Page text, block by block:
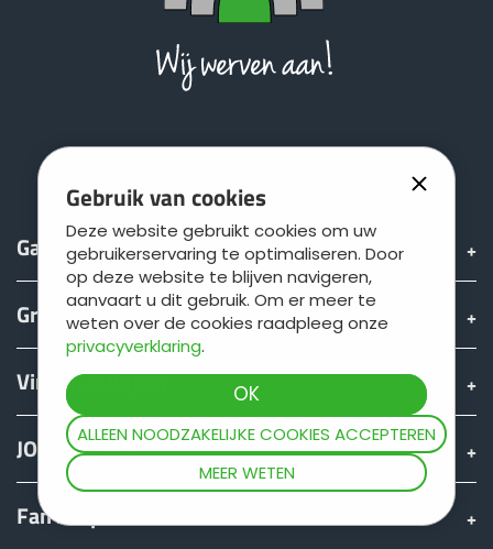
Gebruik van cookies
Deze website gebruikt cookies om uw
gebruikerservaring te optimaliseren. Door
op deze website te blijven navigeren,
aanvaart u dit gebruik. Om er meer te
weten over de cookies raadpleeg onze
privacyverklaring.
ALLEEN NOODZAKELIJKE COOKIES ACCEPTEREN
MEER WETEN
Gamma
Groep
Vinden & Kopen
JOSKIN wereld
Fan shop